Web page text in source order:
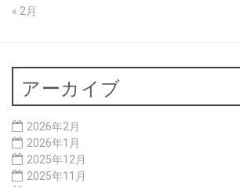
« 2月
アーカイブ
2026年2月
2026年1月
2025年12月
2025年11月